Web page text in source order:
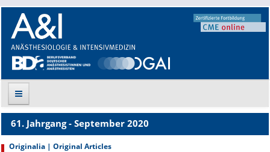
Suche
61. Jahrgang - September 2020
Originalia | Original Articles